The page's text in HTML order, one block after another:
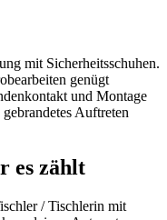
mit Sicherheitsschuhen.
genügt
und Montage
Auftreten
es zählt
/ Tischlerin mit